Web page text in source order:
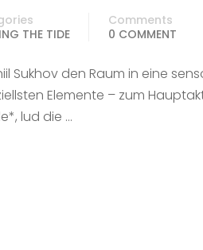
THE TIDE
Comments
0 COMMENT
Sukhov den Raum in eine
Elemente – zum
lud die …